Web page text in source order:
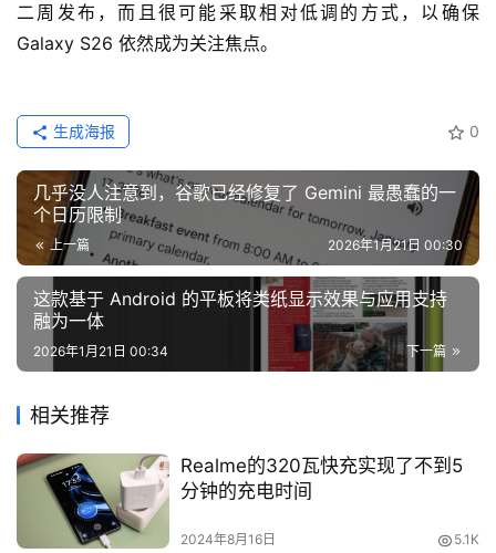
二周发布，而且很可能采取相对低调的方式，以确保
Galaxy S26 依然成为关注焦点。
0
生成海报
几乎没人注意到，谷歌已经修复了 Gemini 最愚蠢的一
个日历限制
上一篇 2026年1月21日 00:30
这款基于 Android 的平板将类纸显示效果与应用支持
融为一体
下一篇
2026年1月21日 00:34
相关推荐
Realme的320瓦快充实现了不到5
分钟的充电时间
2024年8月16日 5.1K